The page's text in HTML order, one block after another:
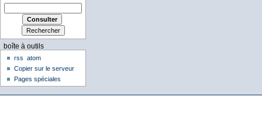
boîte à outils
rss
atom
Copier sur le serveur
Pages spéciales